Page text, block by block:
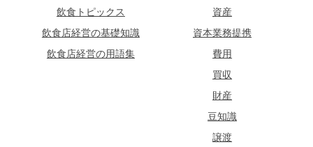
飲食トピックス
飲食店経営の基礎知識
飲食店経営の用語集
資産
資本業務提携
費用
買収
財産
豆知識
譲渡